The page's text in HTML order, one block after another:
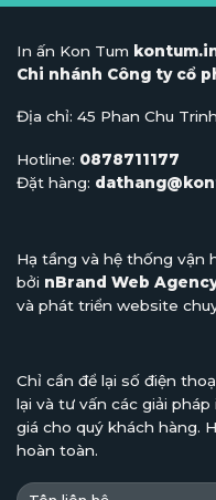
In ấn Kon Tum
Chi nhánh Công ty cổ
Địa chỉ: 45 Phan Chu
Hotline: 0878711177
Đặt hàng:
Hạ tầng và hệ thống vận
bởi nBrand Web
và phát triển website
Chỉ cần để lại số điện
lại và tư vấn các giải
giá cho quý khách hàng.
hoàn toàn.